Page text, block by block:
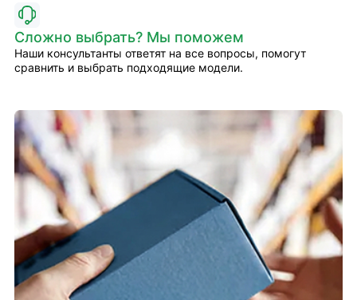
Сложно выбрать? Мы поможем
Наши консультанты ответят на все вопросы, помогут
сравнить и выбрать подходящие модели.